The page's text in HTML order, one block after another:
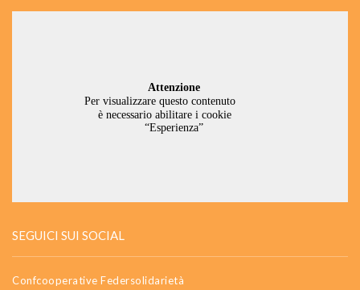
SEGUICI SUI SOCIAL
Confcooperative Federsolidarietà